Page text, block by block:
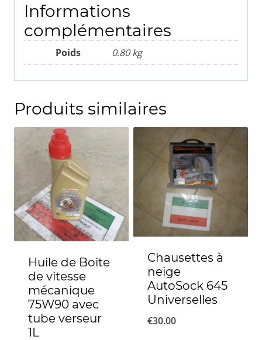
Informations
complémentaires
Poids 0.80 kg
Produits similaires
Huile de Boite
de vitesse
mécanique
75W90 avec
tube verseur
1L
Chausettes à
neige
AutoSock 645
Universelles
€30.00